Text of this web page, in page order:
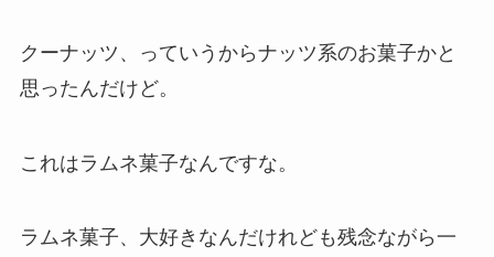
クーナッツ、っていうからナッツ系のお菓子かと
思ったんだけど。
これはラムネ菓子なんですな。
ラムネ菓子、大好きなんだけれども残念ながら一